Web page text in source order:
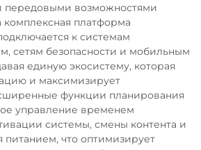
передовыми возможностями
комплексная платформа
к системам
сетям безопасности и мобильным
единую экосистему, которая
и максимизирует
функции планирования
управление временем
системы, смены контента и
питанием, что оптимизирует